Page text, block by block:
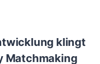
klingt
Matchmaking